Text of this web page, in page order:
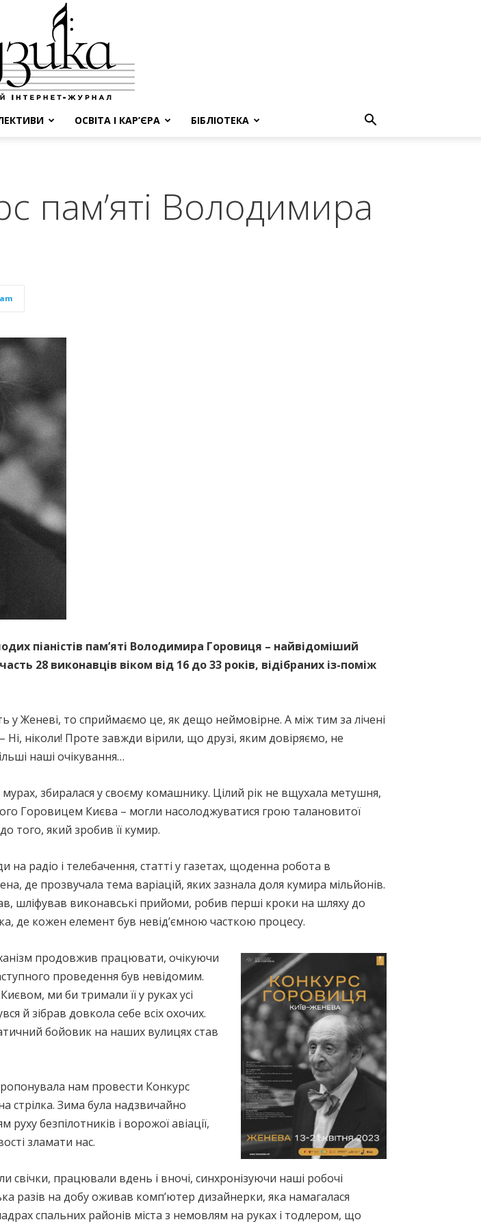
ОСВІТА І КАР’ЄРА БІБЛІОТЕКА
пам’яті Володимира
піаністів пам’яті Володимира Горовиця – найвідоміший
28 виконавців віком від 16 до 33 років, відібраних із-поміж
Женеві, то сприймаємо це, як дещо неймовірне. А між тим за лічені
ніколи! Проте завжди вірили, що друзі, яким довіряємо, не
наші очікування…
збиралася у своєму комашнику. Цілий рік не вщухала метушня,
Горовицем Києва – могли насолоджуватися грою талановитої
того, який зробив її кумир.
на радіо і телебачення, статті у газетах, щоденна робота в
де прозвучала тема варіацій, яких зазнала доля кумира мільйонів.
шліфував виконавські прийоми, робив перші кроки на шляху до
де кожен елемент був невід’ємною часткою процесу.
продовжив працювати, очікуючи
проведення був невідомим.
ми би тримали її у руках усі
й зібрав довкола себе всіх охочих.
бойовик на наших вулицях став
нам провести Конкурс
стрілка. Зима була надзвичайно
безпілотників і ворожої авіації,
зламати нас.
працювали вдень і вночі, синхронізуючи наші робочі
разів на добу оживав комп’ютер дизайнерки, яка намагалася
спальних районів міста з немовлям на руках і тодлером, що